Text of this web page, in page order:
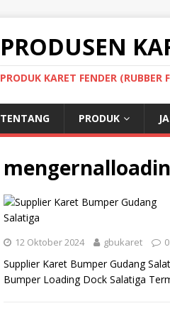
PRODUSEN
PRODUK KARET FENDER
TENTANG PRODUK
12 Oktober 2024 gbukaret 0
Supplier Karet Bumper Gudang
Bumper Loading Dock Salatiga